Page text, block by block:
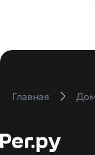
Главная